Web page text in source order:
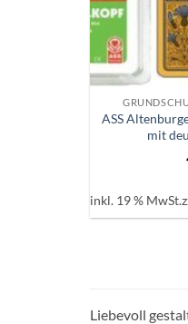
ASS
mit
inkl. 19 % MwSt.
Liebevoll